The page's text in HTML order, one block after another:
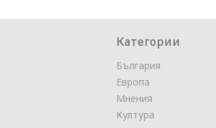
Категории
България
Европа
Мнения
Култура